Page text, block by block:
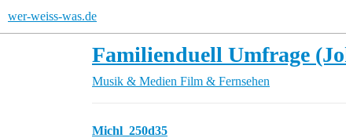
wer-weiss-was.de
Familienduell Umfrage
Musik & Medien Film & Fernsehen
Michl_250d35